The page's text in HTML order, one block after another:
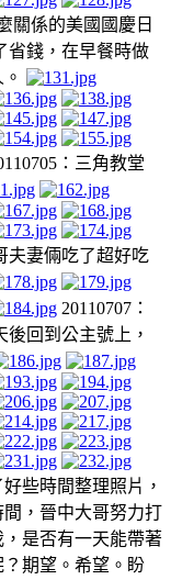
關係的美國國慶日
省錢，在早餐時做
：三角教堂
夫妻倆吃了超好吃
20110707：
回到公主號上，
些時間整理照片，
，晉中大哥努力打
是否有一天能帶著
期望。希望。盼